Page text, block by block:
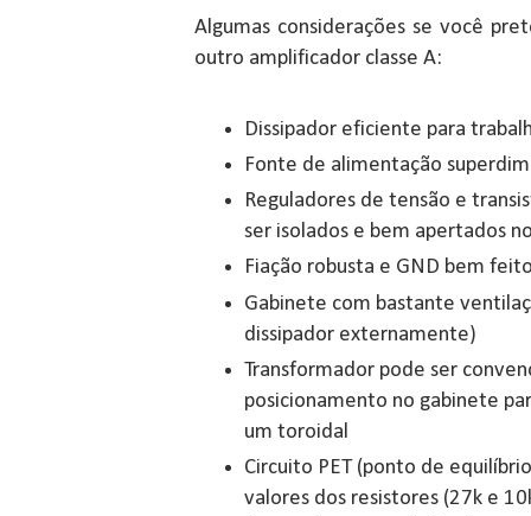
Algumas considerações se você
outro amplificador classe A:
Dissipador eficiente para
Fonte de alimentação
Reguladores de tensão e
ser isolados e bem apertados
Fiação robusta e GND bem
Gabinete com bastante
dissipador externamente)
Transformador pode ser
posicionamento no gabinete
um toroidal
Circuito PET (ponto de
valores dos resistores (27k e